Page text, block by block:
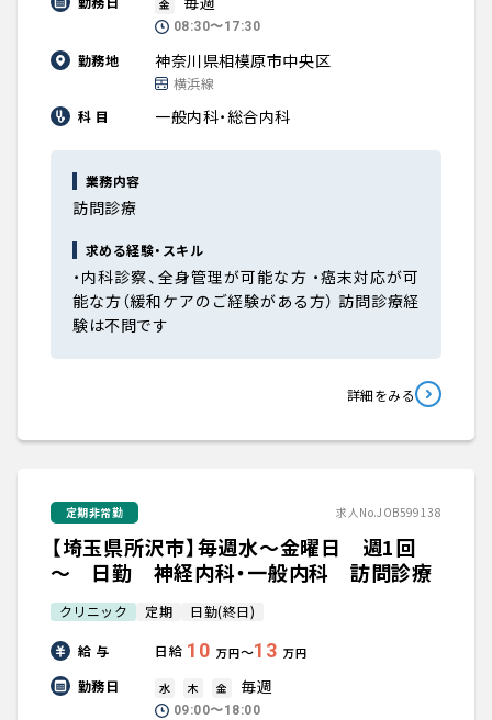
金
08:30〜17:30
勤務地 神奈川県相模原市中央区
横浜線
科 目
一般内科・総合内科
業務内容
訪問診療
求める経験・スキル
・内科診察、全身管理が可能な方 ・癌末対応が可
能な方（緩和ケアのご経験がある方） 訪問診療経
験は不問です
詳細をみる
定期非常勤 求人No.JOB599138
【埼玉県所沢市】毎週水～金曜日 週1回
～ 日勤 神経内科・一般内科 訪問診療
クリニック 定期 日勤(終日)
給 与 日給 10 万円〜13 万円
勤務日 水 木 金 毎週
09:00〜18:00